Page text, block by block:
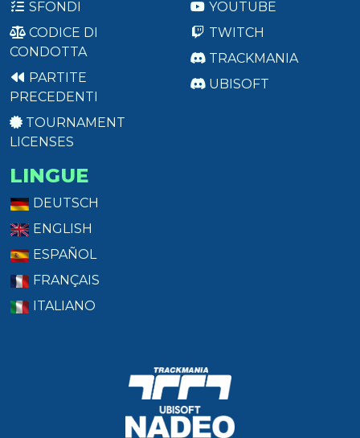
SFONDI
CODICE DI
CONDOTTA
PARTITE
PRECEDENTI
TOURNAMENT
LICENSES
YOUTUBE
TWITCH
TRACKMANIA
UBISOFT
LINGUE
DEUTSCH
ENGLISH
ESPAÑOL
FRANÇAIS
ITALIANO